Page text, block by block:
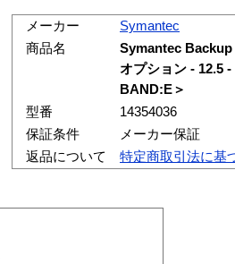
メーカー
Symantec
商品名
Symantec
オプション - 12.5
BAND:E＞
型番
14354036
保証条件
メーカー保証
返品について
特定商取引法に基